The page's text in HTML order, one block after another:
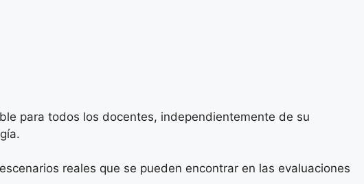
para todos los docentes, independientemente de su
reales que se pueden encontrar en las evaluaciones